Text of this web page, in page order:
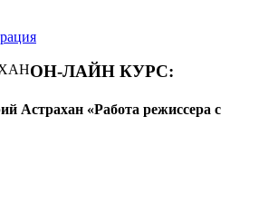
ОН-ЛАЙН КУРС:
«Работа режиссера с